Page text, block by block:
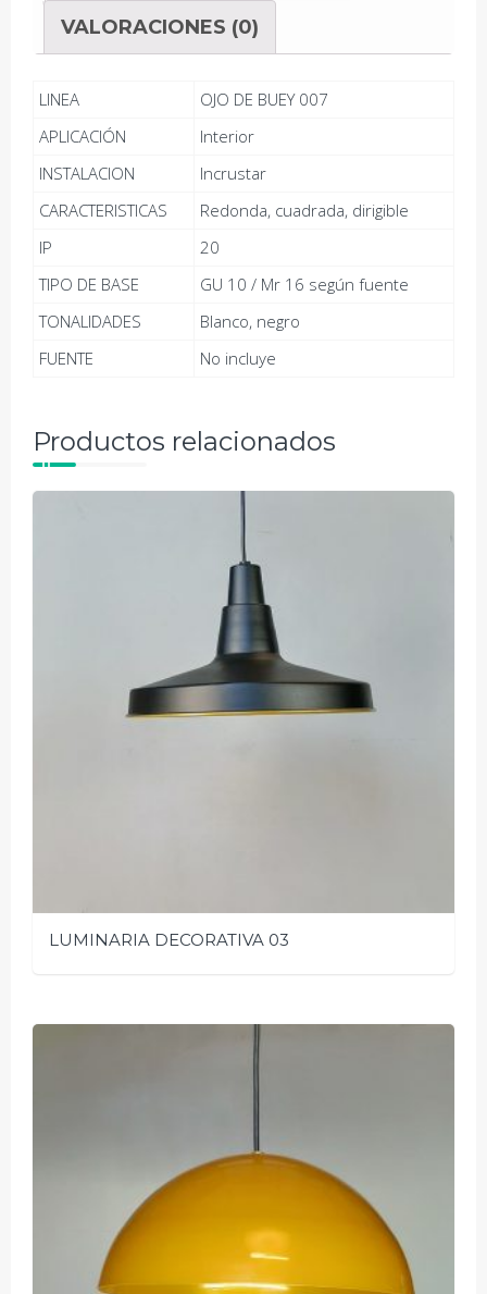
VALORACIONES (0)
LINEA
OJO DE BUEY 007
APLICACIÓN
Interior
INSTALACION
Incrustar
CARACTERISTICAS
Redonda, cuadrada, dirigible
IP
20
TIPO DE BASE
GU 10 / Mr 16 según fuente
TONALIDADES
Blanco, negro
FUENTE
No incluye
Productos relacionados
LUMINARIA DECORATIVA 03